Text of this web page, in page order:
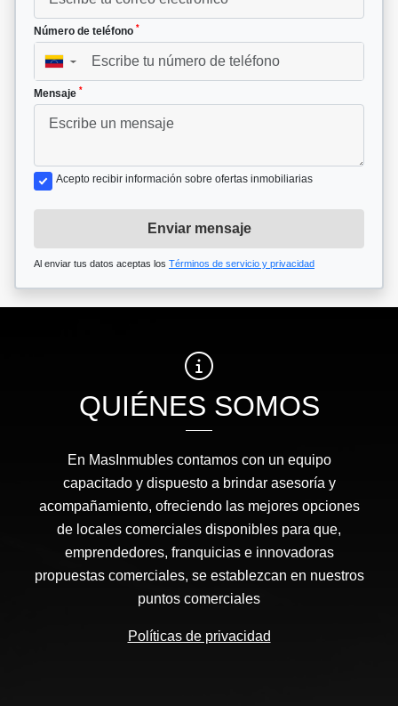
Número de teléfono *
▼
Mensaje *
Acepto recibir información sobre ofertas inmobiliarias
Enviar mensaje
Al enviar tus datos aceptas los Términos de servicio y privacidad
QUIÉNES SOMOS
En MasInmubles contamos con un equipo
capacitado y dispuesto a brindar asesoría y
acompañamiento, ofreciendo las mejores opciones
de locales comerciales disponibles para que,
emprendedores, franquicias e innovadoras
propuestas comerciales, se establezcan en nuestros
puntos comerciales
Políticas de privacidad